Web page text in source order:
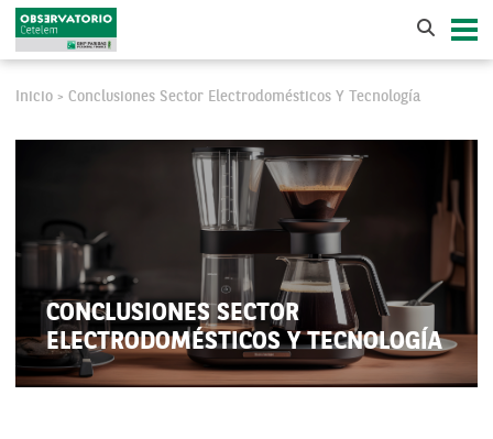
Inicio > Conclusiones Sector Electrodomésticos Y Tecnología
CONCLUSIONES SECTOR
ELECTRODOMÉSTICOS Y TECNOLOGÍA